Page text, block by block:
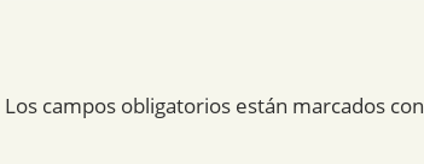
Los campos obligatorios están marcados con